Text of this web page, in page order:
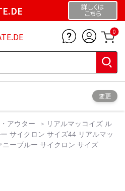
詳しくは
こちら
0
変更
アウター
リアルマッコイズ ル
サイクロン サイズ44 リアルマッ
ーブルー サイクロン サイズ